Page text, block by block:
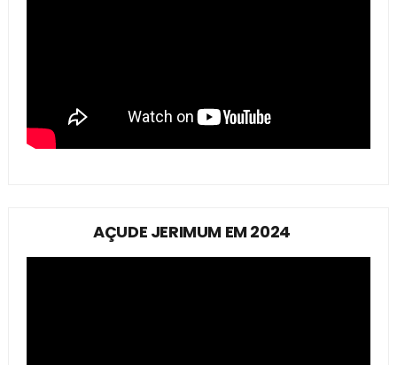
AÇUDE JERIMUM EM 2024